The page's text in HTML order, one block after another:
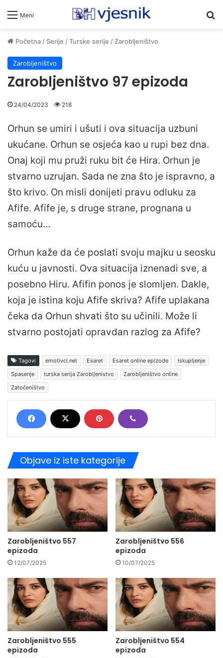
Meni
Početna/ Serije /Turske serije /Zarobljeništvo
Zarobljeništvo
Zarobljeništvo 97 epizoda
24/04/2023 218
Orhun se umiri i ušuti i ova situacija uzbuni
ukućane. Orhun se osjeća kao u rupi bez dna.
Onaj koji mu pruži ruku bit će Hira. Orhun je
stvarno uzrujan. Sada ne zna što je ispravno, a
što krivo. On misli donijeti pravu odluku za
Afife. Afife je, s druge strane, prognana u
samoću…
Orhun kaže da će poslati svoju majku u seosku
kuću u javnosti. Ova situacija iznenadi sve, a
posebno Hiru. Afifin ponos je slomljen. Dakle,
koja je istina koju Afife skriva? Afife uplakana
čeka da Orhun shvati što su učinili. Može li
stvarno postojati opravdan razlog za Afife?
Tagovi emotivci.net Esaret Esaret online epizode
Iskupljenje
Spasenje
turska serija Zarobljenistvo
Zarobljeništvo online
Zatočeništvo
Objave iz iste kategorije
Zarobljeništvo 557
epizoda
12/07/2025
Zarobljeništvo 556
epizoda
10/07/2025
Zarobljeništvo 555
epizoda
Zarobljeništvo 554
epizoda